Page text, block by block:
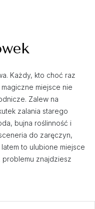
Każdy, kto choć raz
miejsce nie
Zalew na
zalania starego
bujna roślinność i
do zaręczyn,
to ulubione miejsce
znajdziesz